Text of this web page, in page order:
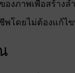
องภาพเพื่อสร้าง
พโดยไม่ต้องแก้ไ